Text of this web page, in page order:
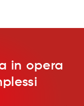
in opera